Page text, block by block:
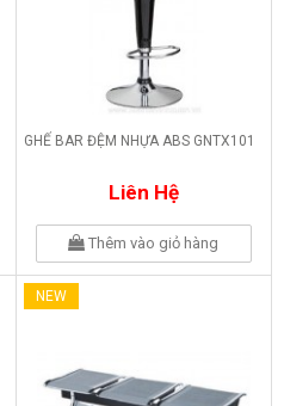
GHẾ BAR ĐỆM NHỰA ABS GNTX101
Liên Hệ
Thêm vào giỏ hàng
NEW